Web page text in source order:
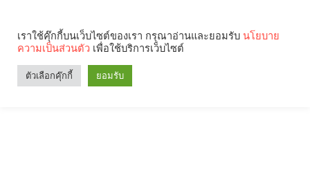
เราใช้คุ๊กกี้บนเว็บไซต์ของเรา กรุณาอ่านและยอมรับ นโยบาย
ความเป็นส่วนตัว เพื่อใช้บริการเว็บไซต์
ตัวเลือกคุ๊กกี้ ยอมรับ